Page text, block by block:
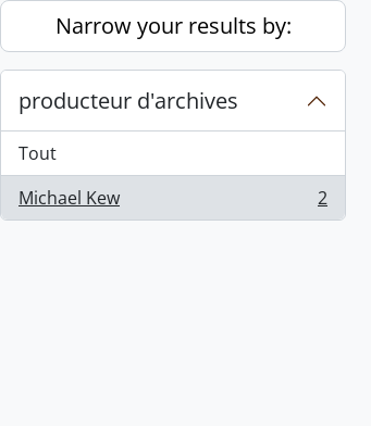
Skip to main content
Narrow your results by:
producteur d'archives
Tout
Michael Kew
, 2 résultats 2